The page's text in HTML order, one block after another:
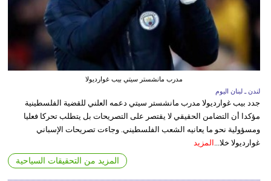
مدرب مانشستر سيتي بيب غوارديولا
لندن ـ لبنان اليوم
جدد بيب غوارديولا مدرب مانشستر سيتي دعمه العلني للقضية الفلسطينية
مؤكدا أن التضامن الحقيقي لا يقتصر على التصريحات بل يتطلب تحركا فعليا
ومسؤولية نحو ما يعانيه الشعب الفلسطيني. وجاءت تصريحات الإسباني
غوارديولا خلا... المزيد
المزيد من التحقيقات السياحية